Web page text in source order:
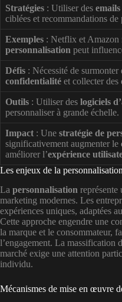
Stratégies : Utiliser des
ciblées et recommandations de
Exemples : Netflix et Amazon
personnalisation peut
Défis : Nécessité de surmonter
confidentialité et collecter des
Outils : Utiliser des logiciels
personnaliser à grande échelle.
Impact : Une stratégie de
significativement augmenter le
améliorer l’expérience
Les enjeux de la
La personnalisation représente
marketing modernes. Les
expériences uniques, adaptées
Cette approche engendre une
la marque et le consommateur,
l’engagement. La massification
marché exige une attention
individu.
Mécanismes de mise en œuvre